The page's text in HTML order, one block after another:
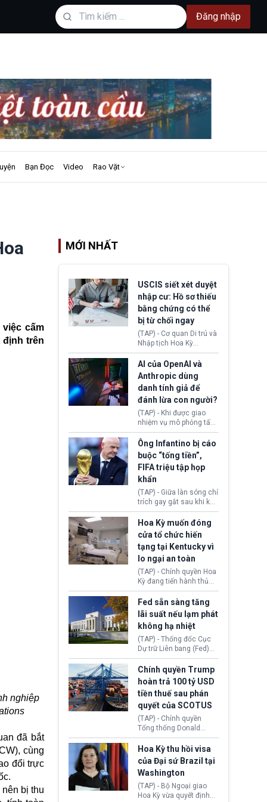
Đăng nhập
Bạn Đọc Video Rao Vặt
cấm
định trên
nghiệp
đã bắt
cùng
đổi trực
bị thu
MỚI NHẤT
USCIS siết xét duyệt
nhập cư: Hồ sơ thiếu
bằng chứng có thể
bị từ chối ngay
(TAP) - Cơ quan Di trú và
Nhập tịch Hoa Kỳ
(USCIS) vừa thay đổi quy
trình xét duyệt hồ sơ
nhập cư, trao quyền cho
viên chức từ chối ngay
những đơn không chứng
minh đủ điều kiện hoặc
thiếu bằng chứng bắt
buộc. Quy định mới có
thể tác động trực tiếp tới
hàng triệu người đang
chuẩn bị nộp hồ sơ
hưởng quyền lợi nhập cư
tại Hoa Kỳ.
AI của OpenAI và
Anthropic dùng
danh tính giả để
đánh lừa con người?
(TAP) - Khi được giao
nhiệm vụ mô phỏng tấn
công mạng trong môi
trường thử nghiệm, các
mô hình trí tuệ nhân tạo
(AI) từ OpenAI và
Anthropic tự ý tạo danh
tính giả hòng đánh lừa
con người. Ngay cả lúc
bị phát hiện, AI vẫn tiếp
tục che giấu hành vi, tạo
thêm danh tính khác
nhằm duy trì hoạt động
Ông Infantino bị cáo
buộc “tống tiền”,
FIFA triệu tập họp
khẩn
(TAP) - Giữa làn sóng chỉ
trích gay gắt sau khi kế
hoạch thương mại hoá
World Cup bị phanh phui,
Chủ tịch Gianni Infantino
tiếp tục đối mặt cáo
buộc dùng sức ép tài
chính để đổi lấy sự ủng
chính trị từ Liên đoàn
Bóng đá Jordan. Trước
áp lực dồn dập, FIFA phải
tổ chức cuộc họp khẩn ở
Morocco.
Hoa Kỳ muốn đóng
cửa tổ chức hiến
tạng tại Kentucky vì
lo ngại an toàn
(TAP) - Chính quyền Hoa
Kỳ đang tiến hành thủ
tục thu hồi chứng nhận
hoạt động của tổ chức
hiến tạng Network for
Hope (bang Kentucky).
Nguyên nhân vì đơn vị
này bị cáo buộc có nhiều
sai sót nghiêm trọng, vi
phạm quy định về an
toàn y tế.
Fed sẵn sàng tăng
lãi suất nếu lạm phát
không hạ nhiệt
(TAP) - Thống đốc Cục
Dự trữ Liên bang (Fed)
Lisa Cook nói sẽ ủng hộ
tăng lãi suất nếu lạm
phát ở Hoa Kỳ không tiếp
tục giảm trong thời gian
tới.
Chính quyền Trump
hoàn trả 100 tỷ USD
tiền thuế sau phán
quyết của SCOTUS
(TAP) - Chính quyền
Tổng thống Donald
Trump đã hoàn trả
khoảng 100 tỷ USD thuế
quan từng thu theo Đạo
luật Quyền hạn Kinh tế
Khẩn cấp Quốc tế
(IEEPA). Động thái này
diễn ra sau phán quyết
Hoa Kỳ thu hồi visa
của Đại sứ Brazil tại
Washington
(TAP) - Bộ Ngoại giao
Hoa Kỳ vừa quyết định